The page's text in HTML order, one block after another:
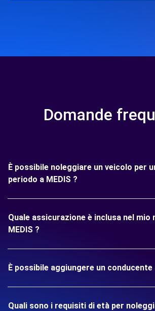
Domande
È possibile noleggiare un veicolo per
periodo a MEDIS ?
Quale assicurazione è inclusa nel mio
MEDIS ?
È possibile aggiungere un
Quali sono i requisiti di età per